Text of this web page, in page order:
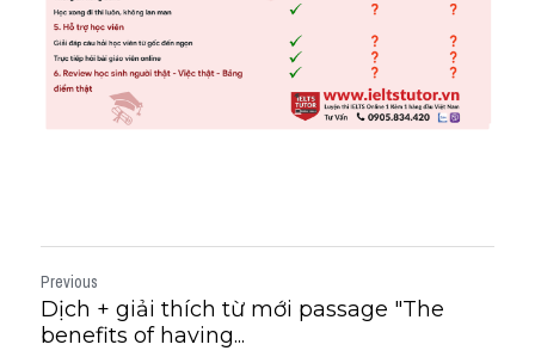
Previous
Dịch + giải thích từ mới passage "The
benefits of having...